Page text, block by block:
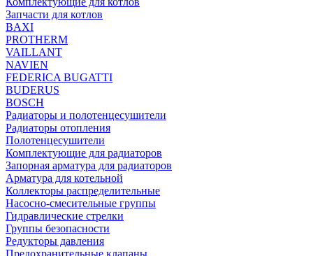
Запчасти для котлов
BAXI
PROTHERM
VAILLANT
NAVIEN
FEDERICA BUGATTI
BUDERUS
BOSCH
Радиаторы и полотенцесушители
Радиаторы отопления
Полотенцесушители
Комплектующие для радиаторов
Запорная арматура для радиаторов
Арматура для котельной
Коллекторы распределительные
Насосно-смесительные группы
Гидравлические стрелки
Группы безопасности
Редукторы давления
Предохранительные клапаны